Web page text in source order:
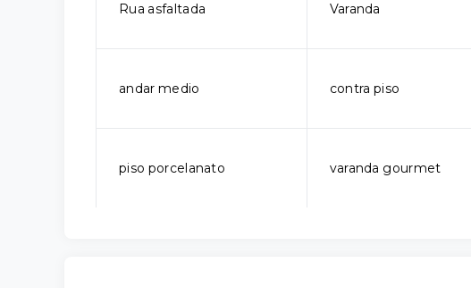
Rua asfaltada Varanda
andar medio contra piso
piso porcelanato varanda gourmet